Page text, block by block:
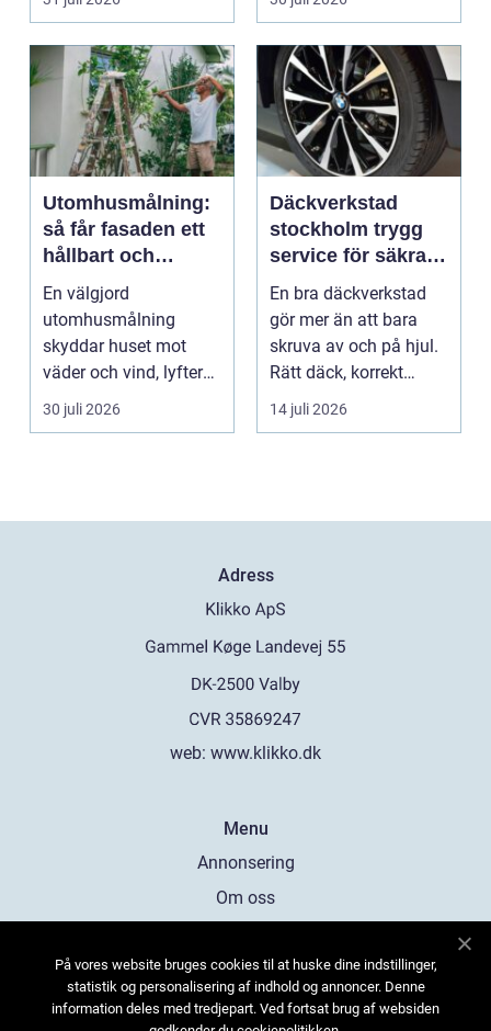
Utomhusmålning:
så får fasaden ett
hållbart och
vackert resultat
En välgjord
utomhusmålning
skyddar huset mot
väder och vind, lyfter
helhetsintrycket...
30 juli 2026
Däckverkstad
stockholm trygg
service för säkra
mil året runt
En bra däckverkstad
gör mer än att bara
skruva av och på hjul.
Rätt däck, korrekt
montering och rege...
14 juli 2026
Adress
web: www.klikko.dk
Menu
Annonsering
Om oss
Kontakta oss
Sitemap
På vores website bruges cookies til at huske dine indstillinger,
statistik og personalisering af indhold og annoncer. Denne
information deles med tredjepart. Ved fortsat brug af websiden